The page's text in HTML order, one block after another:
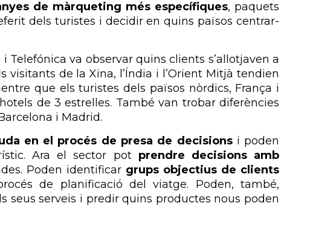
de màrqueting més específiques, paquets
dels turistes i decidir en quins països centrar-
Telefónica va observar quins clients s’allotjaven a
visitants de la Xina, l’Índia i l’Orient Mitjà tendien
que els turistes dels països nòrdics, França i
de 3 estrelles. També van trobar diferències
i Madrid.
en el procés de presa de decisionsi poden
Ara el sector pot prendre decisions amb
Poden identificar grups objectius de clients
de planificació del viatge. Poden, també,
seus serveis i predir quins productes nous poden